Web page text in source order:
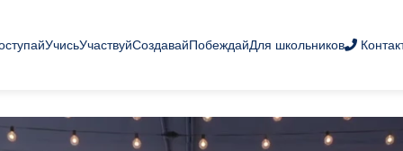
УчисьУчаствуйСоздавайПобеждайДля школьников